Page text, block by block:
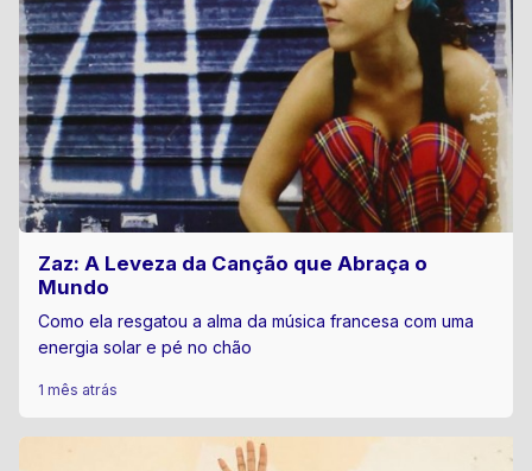
Zaz: A Leveza da Canção que Abraça o
Mundo
Como ela resgatou a alma da música francesa com uma
energia solar e pé no chão
1 mês atrás